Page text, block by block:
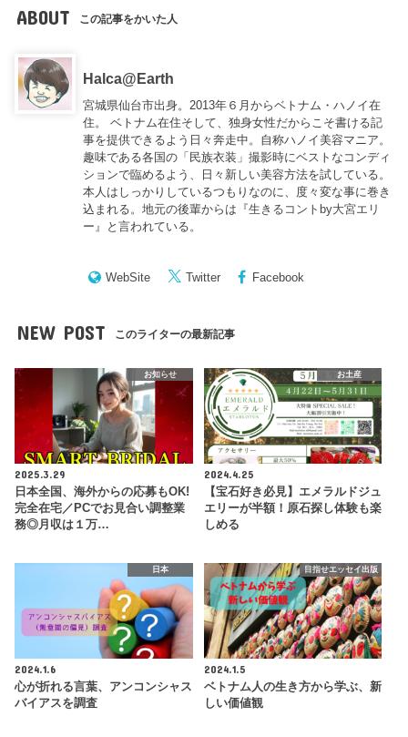
ABOUT この記事をかいた人
Halca@Earth
宮城県仙台市出身。2013年６月からベトナム・ハノイ在
住。 ベトナム在住そして、独身女性だからこそ書ける記
事を提供できるよう日々奔走中。自称ハノイ美容マニア。
趣味である各国の「民族衣装」撮影時にベストなコンディ
ションで臨めるよう、日々新しい美容方法を試している。
本人はしっかりしているつもりなのに、度々変な事に巻き
込まれる。地元の後輩からは『生きるコントby大宮エリ
ー 』と言われている。
WebSite Twitter Facebook
NEW POST このライターの最新記事
お知らせ
2025.3.29
日本全国、海外からの応募もOK!
完全在宅／PCでお見合い調整業
務◎月収は１万…
お土産
2024.4.25
【宝石好き必見】エメラルドジュ
エリーが半額！原石探し体験も楽
しめる
日本
2024.1.6
心が折れる言葉、アンコンシャス
バイアスを調査
目指せエッセイ出版
2024.1.5
ベトナム人の生き方から学ぶ、新
しい価値観